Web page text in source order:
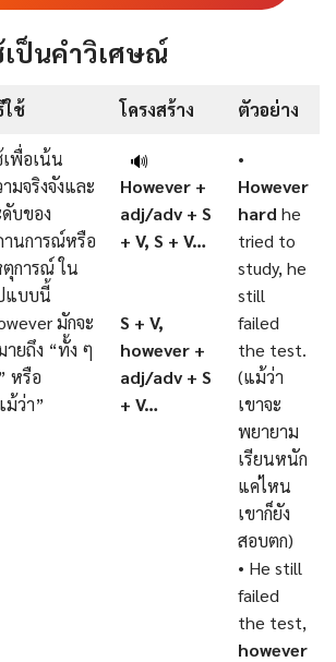
เป็นคำวิเศษณ์
ใช้ โครงสร้าง ตัวอย่าง
เพื่อเน้น
มจริงจังและ
บของ
านการณ์หรือ
ตุการณ์ ใน
แบบนี้
มักจะ
ายถึง “ทั้ง ๆ
หรือ
ม้ว่า”
🔊
However +
adj/adv + S
+ V, S + V…
S + V,
however +
adj/adv + S
+ V…
•
However
hard he
tried to
study, he
still
failed
the test.
(แม้ว่า
เขาจะ
พยายาม
เรียนหนัก
แค่ไหน
เขาก็ยัง
สอบตก)
• He still
failed
the test,
however